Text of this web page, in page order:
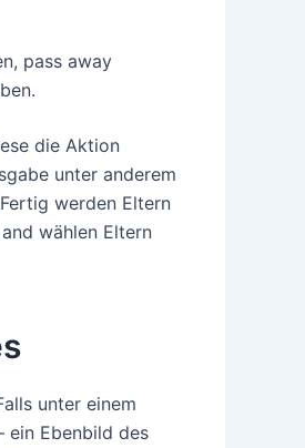
pass away
die Aktion
unter anderem
werden Eltern
wählen Eltern
unter einem
ein Ebenbild des